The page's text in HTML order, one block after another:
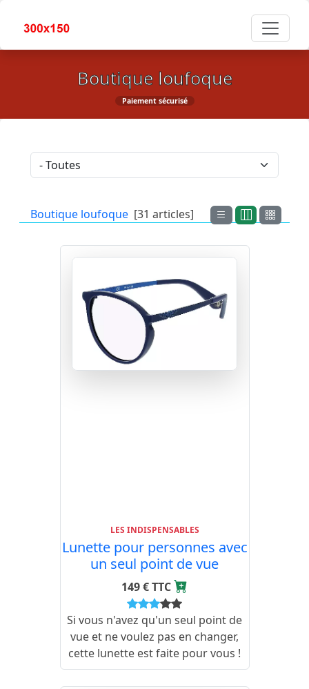
Boutique loufoque
Paiement sécurisé
Boutique loufoque [31 articles]
LES INDISPENSABLES
Lunette pour personnes avec
un seul point de vue
149 € TTC
Si vous n'avez qu'un seul point de
vue et ne voulez pas en changer,
cette lunette est faite pour vous !